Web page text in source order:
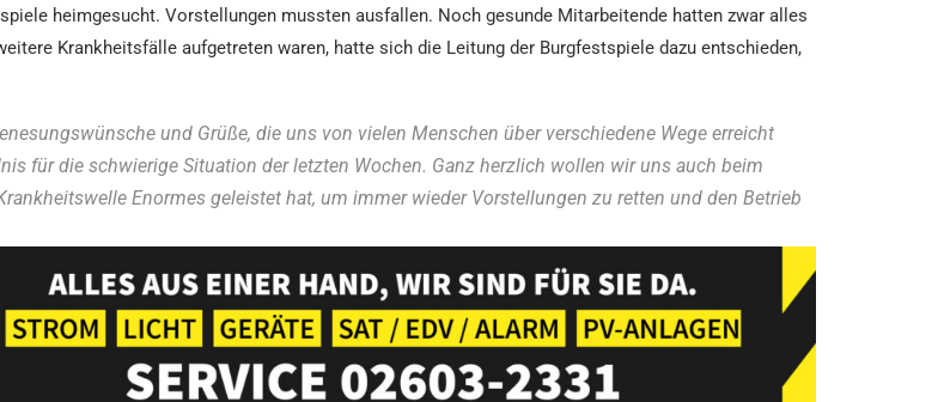
heimgesucht. Vorstellungen mussten ausfallen. Noch gesunde Mitarbeitende hatten zwar alles
Krankheitsfälle aufgetreten waren, hatte sich die Leitung der Burgfestspiele dazu entschieden,
und Grüße, die uns von vielen Menschen über verschiedene Wege erreicht
für die schwierige Situation der letzten Wochen. Ganz herzlich wollen wir uns auch beim
Enormes geleistet hat, um immer wieder Vorstellungen zu retten und den Betrieb